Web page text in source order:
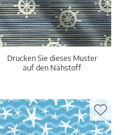
Drucken Sie dieses Muster
auf den Nähstoff